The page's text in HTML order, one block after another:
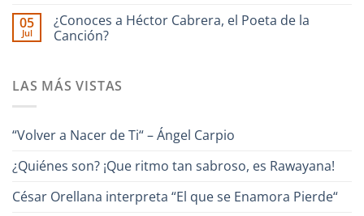
de
Evaristo
Aparicio
Ronald
Borjas
–
comentarios
en
“Un
Canto
Alfredo
05
Jul
¿Conoces a Héctor Cabrera, el Poeta de la
Canción?
en
¿Conoces
el
la
LAS MÁS VISTAS
“Volver a Nacer de Ti“ – Ángel Carpio
¿Quiénes son? ¡Que ritmo tan sabroso, es Rawayana!
César Orellana interpreta “El que se Enamora Pierde“